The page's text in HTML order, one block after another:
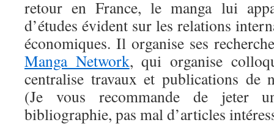
retour en France, le manga lui
d’études évident sur les relations
économiques. Il organise ses
Manga Network, qui organise
centralise travaux et publications de
(Je vous recommande de jeter
bibliographie, pas mal d’articles